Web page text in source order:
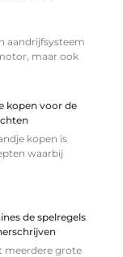
aandrijfsysteem
maar ook
kopen voor de
kopen is
waarbij
de spelregels
meerdere grote